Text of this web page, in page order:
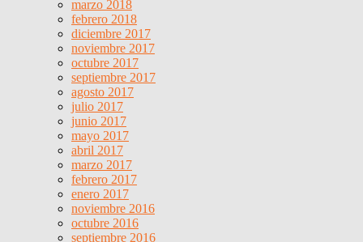
marzo 2018
febrero 2018
diciembre 2017
noviembre 2017
octubre 2017
septiembre 2017
agosto 2017
julio 2017
junio 2017
mayo 2017
abril 2017
marzo 2017
febrero 2017
enero 2017
noviembre 2016
octubre 2016
septiembre 2016